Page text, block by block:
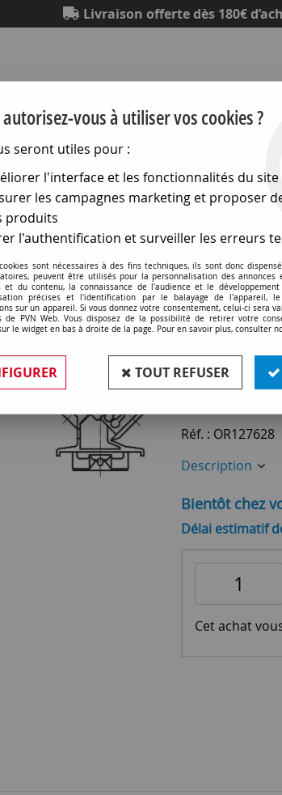
Livraison offerte dès 180€
Douilles G24, GX24, 2G11, G23>Douille
Douille
(découpe de
Soyez le
2,90€
Réf. : OR127628
Description
Bientôt chez
Délai estimatif
Cet achat
vous à utiliser vos cookies ?
seront utiles pour :
l'interface et les fonctionnalités du site
les campagnes marketing et proposer
produits
l'authentification et surveiller les erreurs
sont nécessaires à des fins techniques, ils sont donc
peuvent être utilisés pour la personnalisation des annonces
et du contenu, la connaissance de l'audience et le
précises et l'identification par le balayage de l'appareil,
sur un appareil. Si vous donnez votre consentement, celui-ci sera
de PVN Web. Vous disposez de la possibilité de retirer votre
le widget en bas à droite de la page. Pour en savoir plus, consulter
TOUT REFUSER